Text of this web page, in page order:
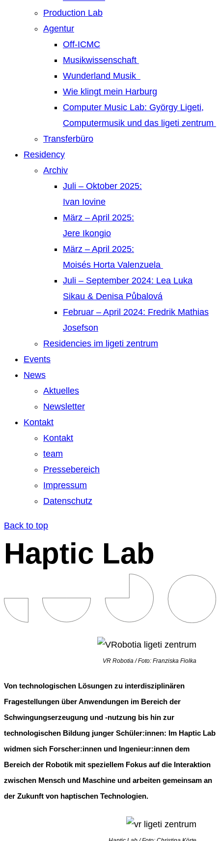
Production Lab
Agentur
Off-ICMC
Musikwissenschaft
Wunderland Musik
Wie klingt mein Harburg
Computer Music Lab: György Ligeti,
Computermusik und das ligeti zentrum
Transferbüro
Residency
Archiv
Juli – Oktober 2025:
Ivan Iovine
März – April 2025:
Jere Ikongio
März – April 2025:
Moisés Horta Valenzuela
Juli – September 2024: Lea Luka
Sikau & Denisa Půbalová
Februar – April 2024: Fredrik Mathias
Josefson
Residencies im ligeti zentrum
Events
News
Aktuelles
Newsletter
Kontakt
Kontakt
team
Pressebereich
Impressum
Datenschutz
Back to top
Haptic Lab
VR Robotia / Foto: Franziska Fiolka
Von technologischen Lösungen zu interdisziplinären
Fragestellungen überAnwendungen im Bereich der
Schwingungserzeugung und -nutzung bis hin zur
technologischen Bildung junger Schüler:innen: Im Haptic Lab
widmen sich Forscher:innen und Ingenieur:innen dem
Bereich der Robotik mit speziellem Fokus auf die Interaktion
zwischen Mensch und Maschine und arbeiten gemeinsam an
der Zukunft von haptischen Technologien.